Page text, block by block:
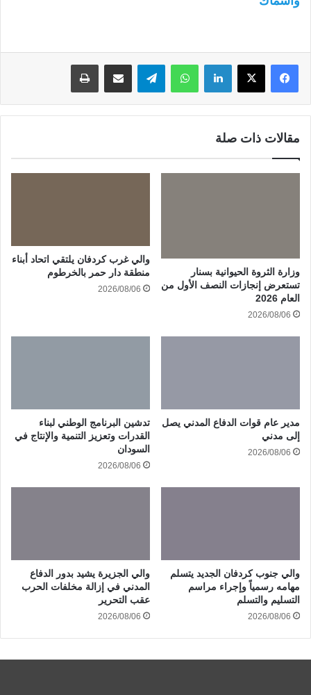
لينكدإن واتساب
مقالات ذات صلة
وزارة الثروة الحيوانية بسنار
تستعرض إنجازات النصف الأول من
العام 2026
2026/08/06
والي غرب كردفان يلتقي اتحاد أبناء
منطقة دار حمر بالخرطوم
2026/08/06
مدير عام قوات الدفاع المدني يصل
إلى مدني
2026/08/06
تدشين البرنامج الوطني لبناء
القدرات وتعزيز التنمية والإنتاج في
السودان
2026/08/06
والي جنوب كردفان الجديد يتسلم
مهامه رسمياً وإجراء مراسم
التسليم والتسلم
2026/08/06
والي الجزيرة يشيد بدور الدفاع
المدني في إزالة مخلفات الحرب
عقب التحرير
2026/08/06